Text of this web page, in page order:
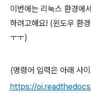
이번에는 리눅스 환경
하려고해요! (윈도우 환
ㅜㅜ)
(명령어 입력은 아래 사
https://